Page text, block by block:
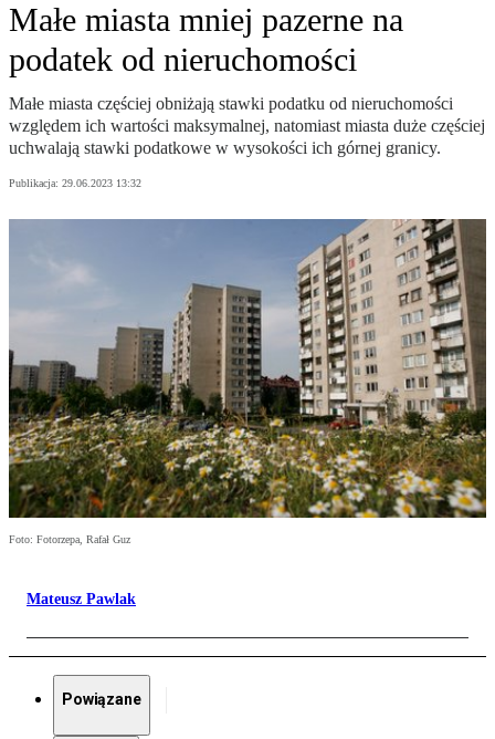
Małe miasta mniej pazerne na
podatek od nieruchomości
Małe miasta częściej obniżają stawki podatku od nieruchomości
względem ich wartości maksymalnej, natomiast miasta duże częściej
uchwalają stawki podatkowe w wysokości ich górnej granicy.
Publikacja: 29.06.2023 13:32
Foto: Fotorzepa, Rafał Guz
Mateusz Pawlak
Powiązane